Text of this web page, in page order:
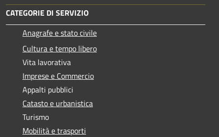
CATEGORIE DI SERVIZIO
Anagrafe e stato civile
Cultura e tempo libero
Vita lavorativa
Imprese e Commercio
Appalti pubblici
Catasto e urbanistica
Turismo
Mobilità e trasporti